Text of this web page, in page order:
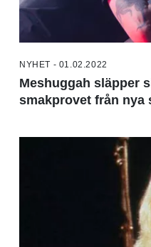
NYHET - 01.02.2022
Meshuggah släpper
smakprovet från nya